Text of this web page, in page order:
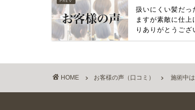
扱いにくい髪だっ
ますが素敵に仕上
りありがとうござ
HOME お客様の声（口コミ） 施術中